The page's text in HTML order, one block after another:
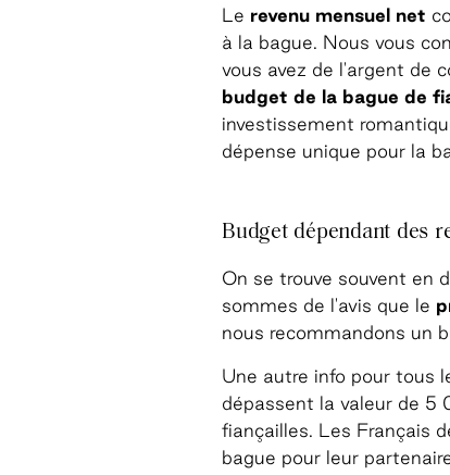
Le revenu mensuel net
à la bague. Nous vous
vous avez de l'argent de
budget de la bague de
investissement
dépense unique pour la
Budget dépendant des
On se trouve souvent en
sommes de l'avis que le
nous recommandons un
Une autre info pour tous
dépassent la valeur de 5
fiançailles. Les Français
bague pour leur